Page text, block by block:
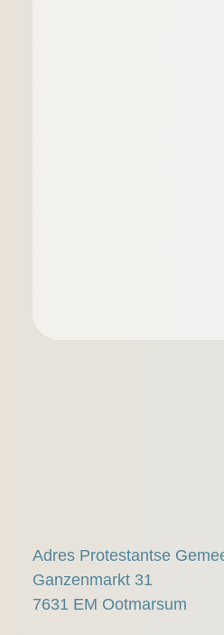
Adres Protestantse
Ganzenmarkt 31
7631 EM Ootmarsum